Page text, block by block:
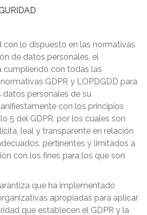
lo dispuesto en las normativas
de datos personales, el
cumpliendo con todas las
GDPR y LOPDGDD para
personales de su
con los principios
5 del GDPR, por los cuales son
leal y transparente en relación
pertinentes y limitados a
con los fines para los que son
que ha implementado
apropiadas para aplicar
que establecen el GDPR y la